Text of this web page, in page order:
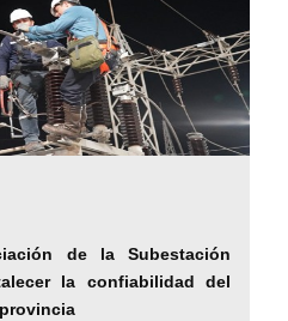
de la Subestación
la confiabilidad del